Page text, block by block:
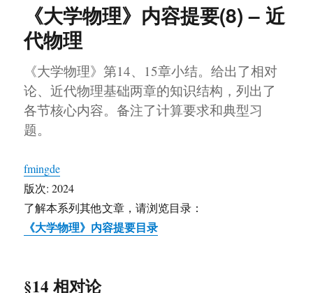
学
PPT
动
画
V2.0
《大学物理》内容提要(8) – 近
代物理
《大学物理》第14、15章小结。给出了相对
论、近代物理基础两章的知识结构，列出了
各节核心内容。备注了计算要求和典型习
题。
fmingde
版次: 2024
了解本系列其他文章，请浏览目录：
《大学物理》内容提要目录
§14 相对论